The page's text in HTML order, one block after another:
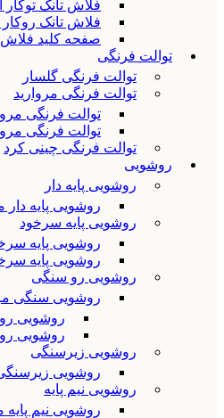
فلاش تانک توکار
فلاش تانک روکار
صفحه کلید فلاش
توالت فرنگی
توالت فرنگی گلسار
توالت فرنگی مروارید
توالت فرنگی
توالت فرنگی
توالت فرنگی چینی کرد
روشویی
روشویی پایه دار
روشویی پایه دار
روشویی پایه سرخود
روشویی پایه
روشویی پایه
روشویی رو سنگی
روشویی سنگی
روشویی
روشویی
روشویی زیرسنگی
روشویی
روشویی نیم پایه
روشویی نیم پایه